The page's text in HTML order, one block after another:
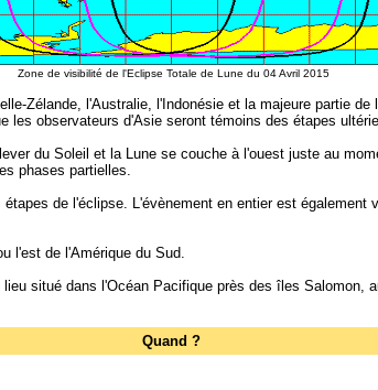
Zone de visibilité de l'Eclipse Totale de Lune du 04 Avril 2015
Zélande, l'Australie, l'Indonésie et la majeure partie
observateurs d'Asie seront témoins des étapes
du Soleil et la Lune se couche à l'ouest juste au
phases partielles.
de l'éclipse. L'évènement en entier est
l'est de l'Amérique du Sud.
situé dans l'Océan Pacifique près des îles Salomon,
Quand ?